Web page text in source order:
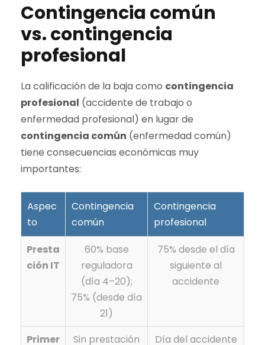
Contingencia común
vs. contingencia
profesional
La calificación de la baja como contingencia
profesional (accidente de trabajo o
enfermedad profesional) en lugar de
contingencia común (enfermedad común)
tiene consecuencias económicas muy
importantes:
Aspec
to
Contingencia
común
Contingencia
profesional
Presta
ción IT
60% base
reguladora
(día 4–20);
75% (desde día
21)
75% desde el día
siguiente al
accidente
Primer Sin prestación Día del accidente